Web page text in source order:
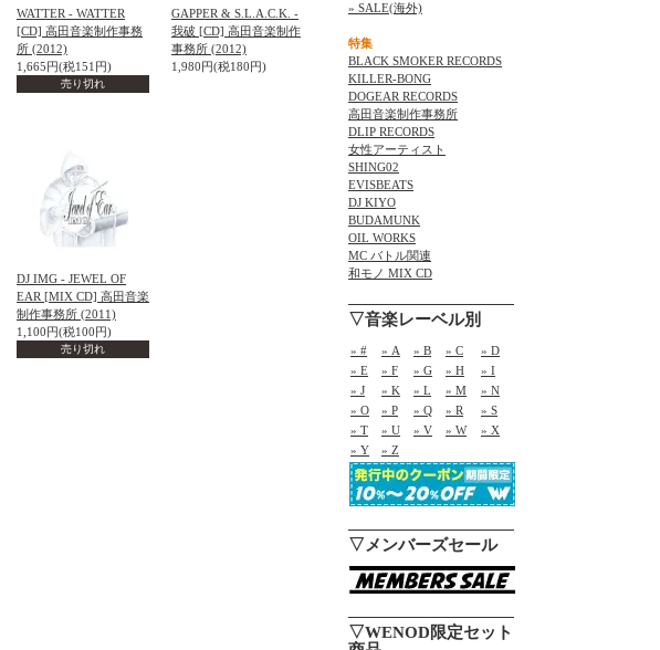
WATTER - WATTER
[CD] 高田音楽制作事務
所 (2012)
1,665円(税151円)
売り切れ
GAPPER & S.L.A.C.K. -
我破 [CD] 高田音楽制作
事務所 (2012)
1,980円(税180円)
DJ IMG - JEWEL OF
EAR [MIX CD] 高田音楽
制作事務所 (2011)
1,100円(税100円)
売り切れ
» SALE(海外)
特集
BLACK SMOKER RECORDS
KILLER-BONG
DOGEAR RECORDS
高田音楽制作事務所
DLIP RECORDS
女性アーティスト
SHING02
EVISBEATS
DJ KIYO
BUDAMUNK
OIL WORKS
MC バトル関連
和モノ MIX CD
▽音楽レーベル別
» # » A » B » C
» D
» E
» F » G » H
» I
» J
» K » L » M
» N
» O
» P » Q » R
» S
» T
» U » V » W
» X
» Y
» Z
▽メンバーズセール
▽WENOD限定セット